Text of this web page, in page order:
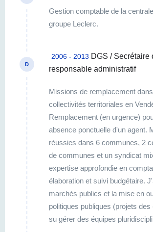
Gestion comptable de la
groupe Leclerc.
D
2006 - 2013 DGS / Secrétaire
responsable administratif
Missions de remplacement
collectivités territoriales en
Remplacement (en urgence)
absence ponctuelle d'un agent.
réussies dans 6 communes, 2
de communes et un syndicat
expertise approfondie en
élaboration et suivi budgétaire.
marchés publics et la mise en
politiques publiques (projets
su gérer des équipes